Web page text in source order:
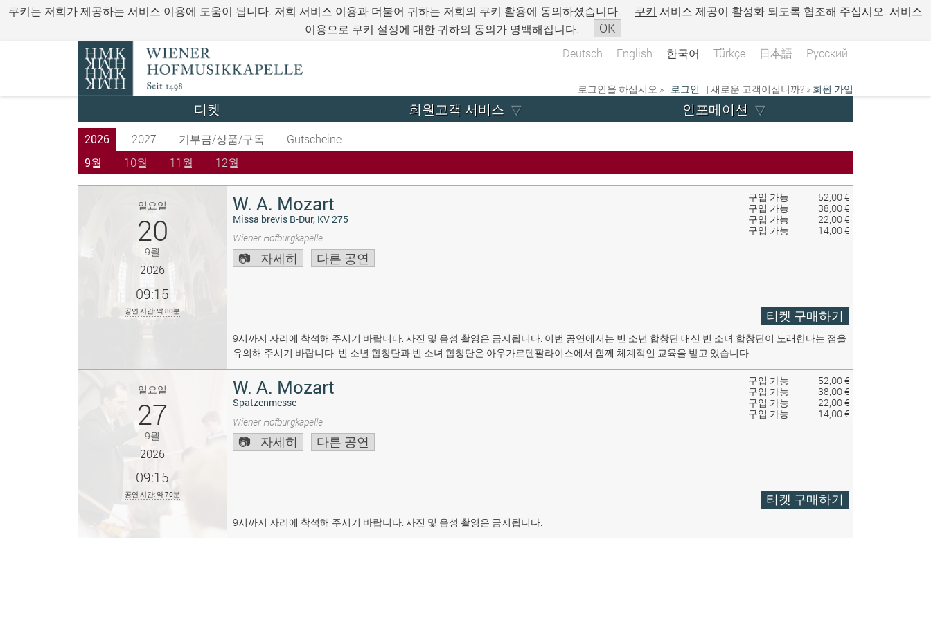
쿠키는 저희가 제공하는 서비스 이용에 도움이 됩니다. 저희 서비스 이용과 더불어 귀하는 저희의 쿠키 활용에 동의하셨습니다. 쿠키 서비스 제공이 활성화 되도록 협조해 주십시오. 서비스
이용으로 쿠키 설정에 대한 귀하의 동의가 명백해집니다.
OK
Deutsch English 한국어 Türkçe 日本語 Русский
로그인을 하십시오 » 로그인 | 새로운 고객이십니까? » 회원 가입
티켓 회원고객 서비스 인포메이션
2026 2027 기부금/상품/구독
Gutscheine
9월
10월 11월 12월
구입 가능
52,00 €
구입 가능
38,00 €
구입 가능
22,00 €
구입 가능
14,00 €
일요일
20
9월
2026
09:15
공연 시간: 약 80분
W. A. Mozart
Missa brevis B-Dur, KV 275
Wiener Hofburgkapelle
자세히 다른 공연
티켓 구매하기
9시까지 자리에 착석해 주시기 바랍니다. 사진 및 음성 촬영은 금지됩니다. 이번 공연에서는 빈 소년 합창단 대신 빈 소녀 합창단이 노래한다는 점을
유의해 주시기 바랍니다. 빈 소년 합창단과 빈 소녀 합창단은 아우가르텐팔라이스에서 함께 체계적인 교육을 받고 있습니다.
구입 가능
52,00 €
구입 가능
38,00 €
구입 가능
22,00 €
구입 가능
14,00 €
일요일
27
9월
2026
09:15
공연 시간: 약 70분
W. A. Mozart
Spatzenmesse
Wiener Hofburgkapelle
자세히 다른 공연
티켓 구매하기
9시까지 자리에 착석해 주시기 바랍니다. 사진 및 음성 촬영은 금지됩니다.